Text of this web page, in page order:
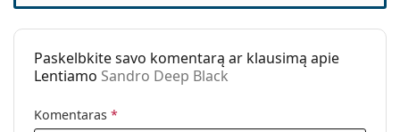
Išbandykite visąmėlynos šviesos akiniųasortimentą,
kad rastumėte daugiau populiarių prekių ženklų
nosies
pagalvėlės:
vyriai:
Ne
Priedai
Paskelbkite savo komentarą ar klausimą apie
Lentiamo Sandro Deep Black
Komentaras *